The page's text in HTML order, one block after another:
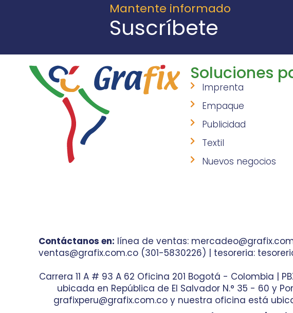
Mantente informado
Suscríbete
Soluciones
Imprenta
Empaque
Publicidad
Textil
Nuevos negocios
Contáctanos en: línea de ventas:
ventas@grafix.com.co (301-5830226) | tesoreria:
Carrera 11 A # 93 A 62 Oficina 201 Bogotá - Colombia |
ubicada en República de El Salvador N.° 35 - 60 y
grafixperu@grafix.com.co y nuestra oficina está